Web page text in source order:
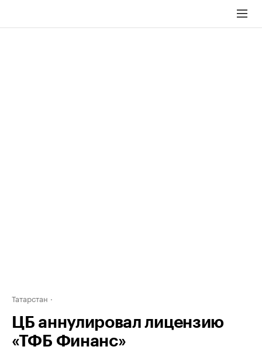
Татарстан
ЦБ аннулировал лицензию
«ТФБ Финанс»